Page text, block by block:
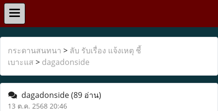
กระดานสนทนา > ลับ รับเรื่อง แจ้งเหตุ ชี้
เบาะแส > dagadonside
dagadonside(89 อ่าน)
13 ต.ค. 2568 20:46